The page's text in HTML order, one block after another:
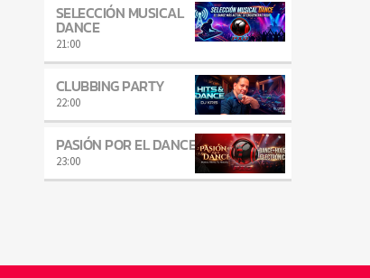
SELECCIÓN MUSICAL
DANCE
21:00
CLUBBING PARTY
22:00
PASIÓN POR EL DANCE
23:00